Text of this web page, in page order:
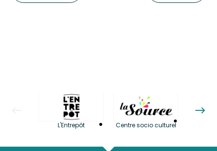
L'Entrepôt Centre socio culturel